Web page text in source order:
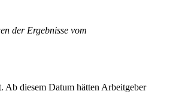
der Ergebnisse vom
Ab diesem Datum hätten Arbeitgeber